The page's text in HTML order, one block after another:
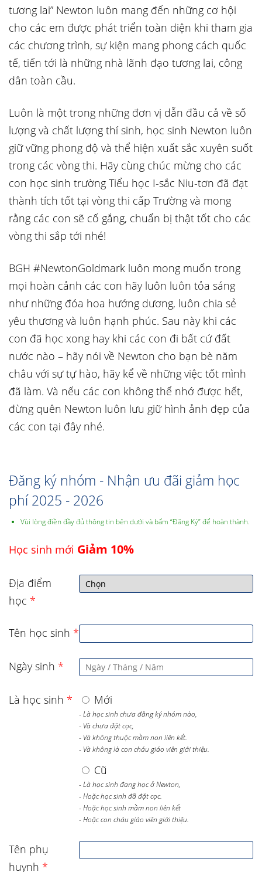
tương lai” Newton luôn mang đến những cơ hội
cho các em được phát triển toàn diện khi tham gia
các chương trình, sự kiện mang phong cách quốc
tế, tiến tới là những nhà lãnh đạo tương lai, công
dân toàn cầu.
Luôn là một trong những đơn vị dẫn đầu cả về số
lượng và chất lượng thí sinh, học sinh Newton luôn
giữ vững phong độ và thể hiện xuất sắc xuyên suốt
trong các vòng thi. Hãy cùng chúc mừng cho các
con học sinh trường Tiểu học I-sắc Niu-tơn đã đạt
thành tích tốt tại vòng thi cấp Trường và mong
rằng các con sẽ cố gắng, chuẩn bị thật tốt cho các
vòng thi sắp tới nhé!
BGH #NewtonGoldmark luôn mong muốn trong
mọi hoàn cảnh các con hãy luôn luôn tỏa sáng
như những đóa hoa hướng dương, luôn chia sẻ
yêu thương và luôn hạnh phúc. Sau này khi các
con đã học xong hay khi các con đi bất cứ đất
nước nào – hãy nói về Newton cho bạn bè năm
châu với sự tự hào, hãy kể về những việc tốt mình
đã làm. Và nếu các con không thể nhớ được hết,
đừng quên Newton luôn lưu giữ hình ảnh đẹp của
các con tại đây nhé.
Đăng ký nhóm - Nhận ưu đãi giảm học
phí 2025 - 2026
Vùi lòng điền đầy đủ thông tin bên dưới và bấm “Đăng Ký” để hoàn thành.
Học sinh mới Giảm 10%
Địa điểm
học *
Tên học sinh *
Ngày sinh *
Là học sinh * Mới
- Là học sinh chưa đăng ký nhóm nào,
- Và chưa đặt cọc,
- Và không thuộc mầm non liên kết.
- Và không là con cháu giáo viên giới thiệu.
Cũ
- Là học sinh đang học ở Newton,
- Hoặc học sinh đã đặt cọc.
- Hoặc học sinh mầm non liên kết
- Hoặc con cháu giáo viên giới thiệu.
Tên phụ
huynh *